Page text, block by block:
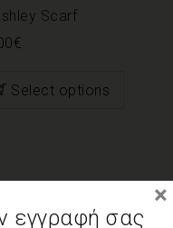
Scarf
€
Select options
εγγραφή σας
×